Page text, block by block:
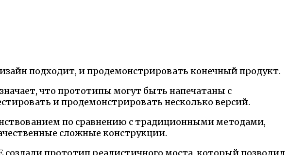
подходит, и продемонстрировать конечный продукт.
что прототипы могут быть напечатаны с
и продемонстрировать несколько версий.
по сравнению с традиционными методами,
сложные конструкции.